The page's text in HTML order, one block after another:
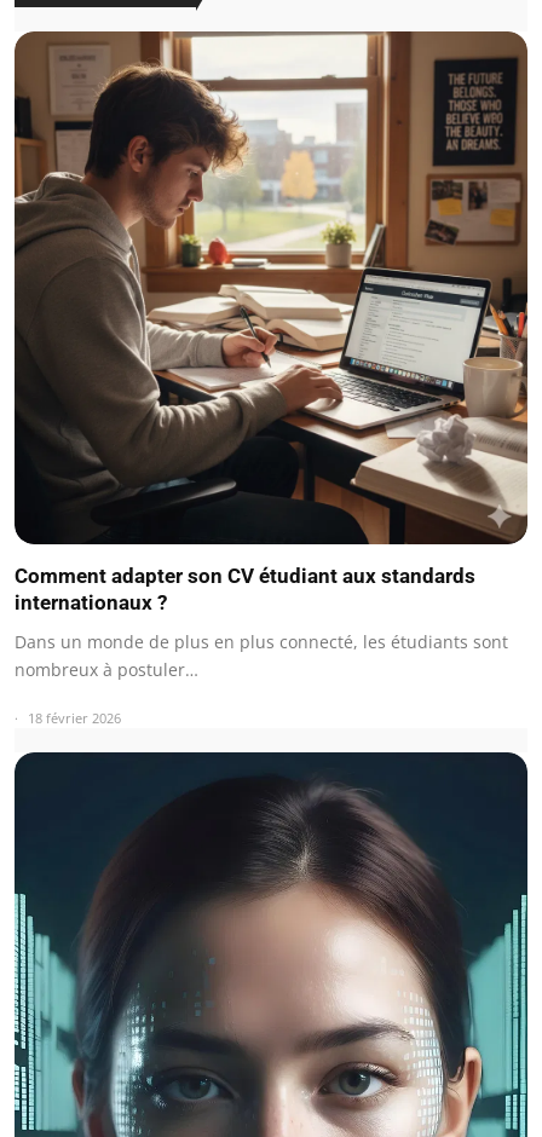
Comment adapter son CV étudiant aux standards
internationaux ?
Dans un monde de plus en plus connecté, les étudiants sont
nombreux à postuler…
18 février 2026